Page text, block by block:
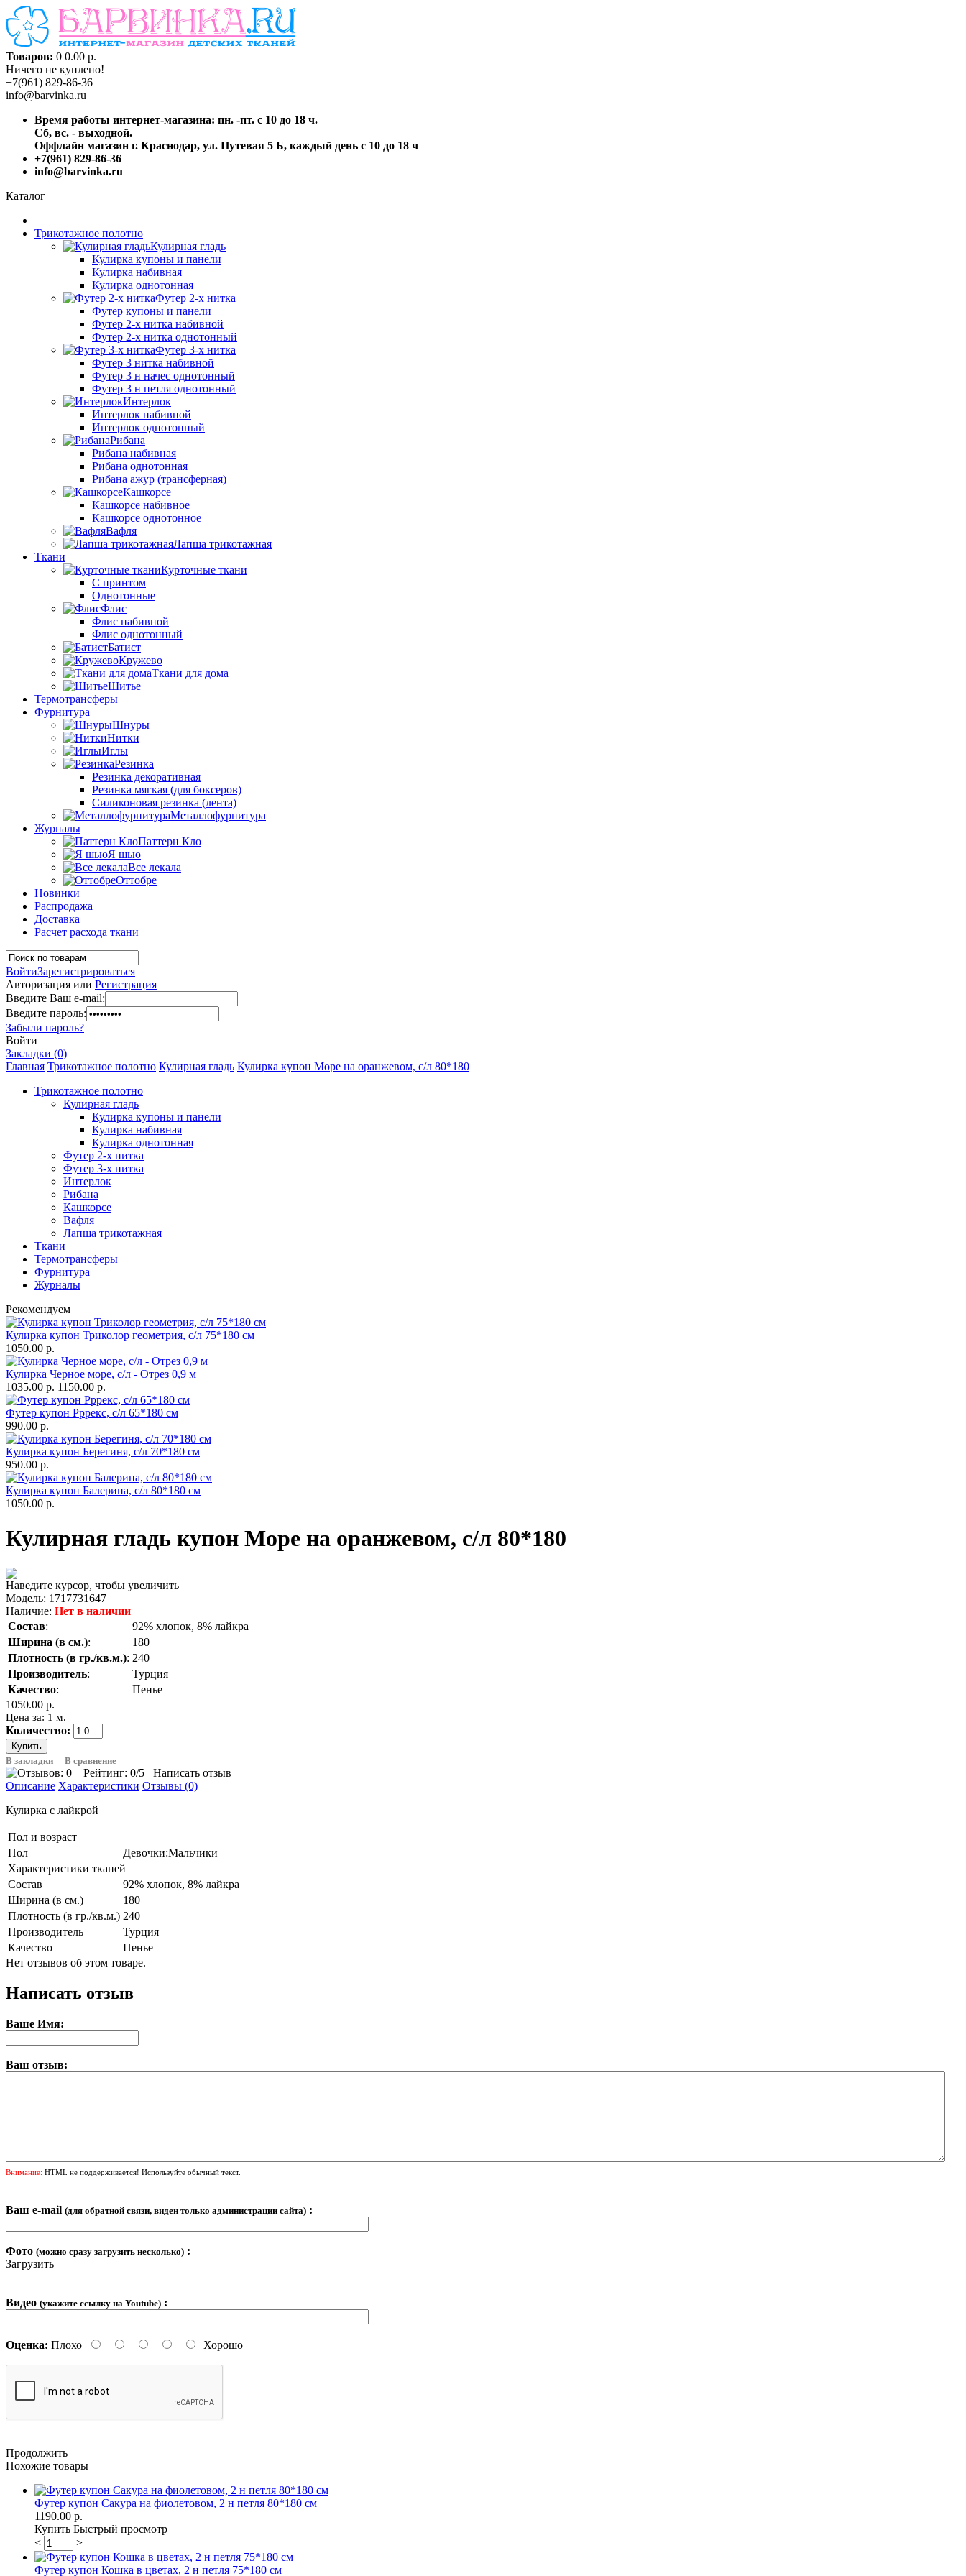
Товаров: 0 0.00 р.
Ничего не куплено!
+7(961) 829-86-36
info@barvinka.ru
Время работы интернет-магазина: пн. -пт. с 10 до 18 ч.
Сб, вс. - выходной.
Оффлайн магазин г. Краснодар, ул. Путевая 5 Б, каждый день с 10 до 18 ч
+7(961) 829-86-36
info@barvinka.ru
Каталог
Трикотажное полотно
Кулирная гладь
Кулирка купоны и панели
Кулирка набивная
Кулирка однотонная
Футер 2-х нитка
Футер купоны и панели
Футер 2-х нитка набивной
Футер 2-х нитка однотонный
Футер 3-х нитка
Футер 3 нитка набивной
Футер 3 н начес однотонный
Футер 3 н петля однотонный
Интерлок
Интерлок набивной
Интерлок однотонный
Рибана
Рибана набивная
Рибана однотонная
Рибана ажур (трансферная)
Кашкорсе
Кашкорсе набивное
Кашкорсе однотонное
Вафля
Лапша трикотажная
Ткани
Курточные ткани
С принтом
Однотонные
Флис
Флис набивной
Флис однотонный
Батист
Кружево
Ткани для дома
Шитье
Термотрансферы
Фурнитура
Шнуры
Нитки
Иглы
Резинка
Резинка декоративная
Резинка мягкая (для боксеров)
Силиконовая резинка (лента)
Металлофурнитура
Журналы
Паттерн Кло
Я шью
Все лекала
Оттобре
Новинки
Распродажа
Доставка
Расчет расхода ткани
ВойтиЗарегистрироваться
Авторизация или Регистрация
Введите Ваш e-mail:
Введите пароль:
Забыли пароль?
Войти
Закладки (0)
Главная Трикотажное полотно Кулирная гладь Кулирка купон Море на оранжевом, с/л 80*180
Трикотажное полотно
Кулирная гладь
Кулирка купоны и панели
Кулирка набивная
Кулирка однотонная
Футер 2-х нитка
Футер 3-х нитка
Интерлок
Рибана
Кашкорсе
Вафля
Лапша трикотажная
Ткани
Термотрансферы
Фурнитура
Журналы
Рекомендуем
Кулирка купон Триколор геометрия, с/л 75*180 см
1050.00 р.
Кулирка Черное море, с/л - Отрез 0,9 м
1035.00 р. 1150.00 р.
Футер купон Рррекс, с/л 65*180 см
990.00 р.
Кулирка купон Берегиня, с/л 70*180 см
950.00 р.
Кулирка купон Балерина, с/л 80*180 см
1050.00 р.
Кулирная гладь купон Море на оранжевом, с/л 80*180
Наведите курсор, чтобы увеличить
Модель: 1717731647
Наличие: Нет в наличии
Состав:
92% хлопок, 8% лайкра
Ширина (в см.):
180
Плотность (в гр./кв.м.): 240
Производитель:
Турция
Качество:
Пенье
1050.00 р.
Цена за: 1 м.
Количество:
В закладки В сравнение
Рейтинг: 0/5
Написать отзыв
Описание Характеристики Отзывы (0)
Кулирка с лайкрой
Пол и возраст
Пол
Девочки:Мальчики
Характеристики тканей
Состав
92% хлопок, 8% лайкра
Ширина (в см.)
180
Плотность (в гр./кв.м.) 240
Производитель
Турция
Качество
Пенье
Нет отзывов об этом товаре.
Написать отзыв
Ваше Имя:
Ваш отзыв:
Внимание: HTML не поддерживается! Используйте обычный текст.
Ваш e-mail (для обратной связи, виден только администрации сайта) :
Фото (можно сразу загрузить несколько) :
Загрузить
Видео (укажите ссылку на Youtube) :
Оценка: Плохо Хорошо
Продолжить
Похожие товары
Футер купон Сакура на фиолетовом, 2 н петля 80*180 см
1190.00 р.
Купить Быстрый просмотр
<
>
Футер купон Кошка в цветах, 2 н петля 75*180 см